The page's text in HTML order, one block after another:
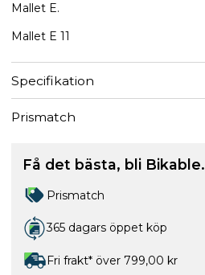
Mallet E.
Mallet E 11
Specifikation
Prismatch
Få det bästa, bli Bikable.
Prismatch
365 dagars öppet köp
Fri frakt* över 799,00 kr